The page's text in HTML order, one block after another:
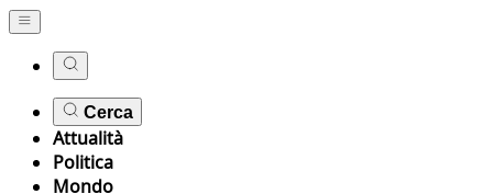
Cerca
Attualità
Politica
Mondo